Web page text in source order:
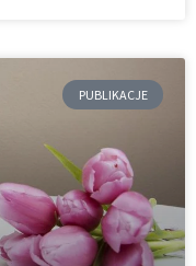
PUBLIKACJE